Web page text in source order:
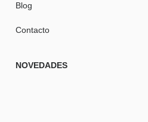
Blog
Contacto
NOVEDADES